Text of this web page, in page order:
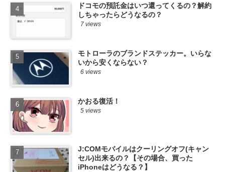
ドコモの預託金はいつ還ってくるの？解約
しちゃったらどうなるの？
7 views
モトローラのブランドステッカー。いらな
いから安くならない？
6 views
かおる復活！
5 views
J:COMモバイルはクーリングオフ(キャン
セル)出来るの？【その場合、買った
iPhoneはどうなる？】